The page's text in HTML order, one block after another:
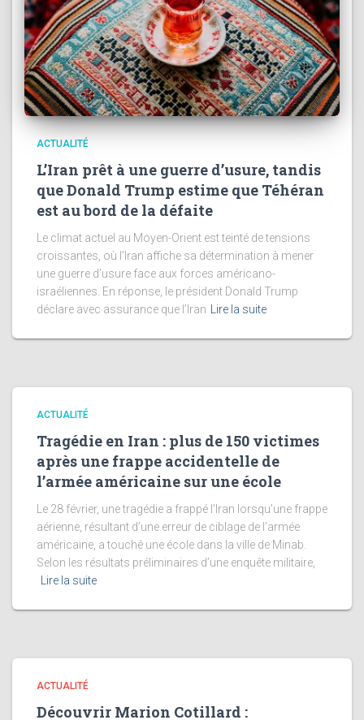
ACTUALITÉ
L’Iran prêt à une guerre d’usure, tandis
que Donald Trump estime que Téhéran
est au bord de la défaite
Le climat actuel au Moyen-Orient est teinté de tensions
croissantes, où l’Iran affiche sa détermination à mener
une guerre d’usure face aux forces américano-
israéliennes. En réponse, le président Donald Trump
déclare avec assurance que l’Iran
Lire la suite
ACTUALITÉ
Tragédie en Iran : plus de 150 victimes
après une frappe accidentelle de
l’armée américaine sur une école
Le 28 février, une tragédie a frappé l’Iran lorsqu’une frappe
aérienne, résultant d’une erreur de ciblage de l’armée
américaine, a touché une école dans la ville de Minab.
Selon les résultats préliminaires d’une enquête militaire,
Lire la suite
ACTUALITÉ
Découvrir Marion Cotillard :